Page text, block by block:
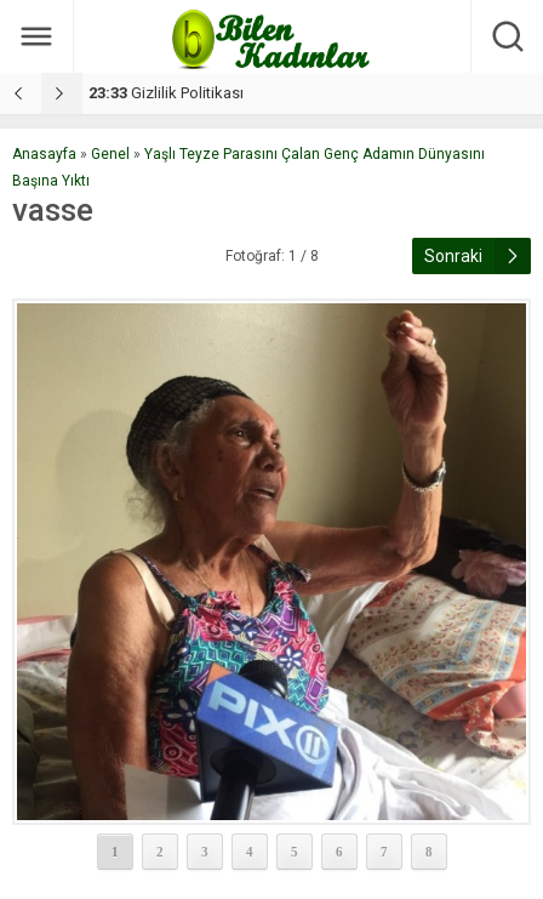
17:08 Dilan, düğününe 5 gün kala hayatını kaybetti
Anasayfa » Genel » Yaşlı Teyze Parasını Çalan Genç Adamın Dünyasını
Başına Yıktı
vasse
Fotoğraf: 1 / 8 Sonraki
1 2 3 4 5 6 7 8